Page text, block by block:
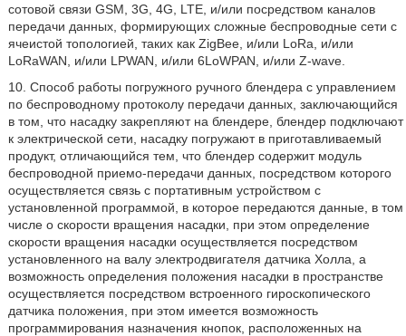
сотовой связи GSM, 3G, 4G, LTE, и/или посредством каналов
передачи данных, формирующих сложные беспроводные сети с
ячеистой топологией, таких как ZigBee, и/или LoRa, и/или
LoRaWAN, и/или LPWAN, и/или 6LoWPAN, и/или Z-wave.
10. Способ работы погружного ручного блендера с управлением
по беспроводному протоколу передачи данных, заключающийся
в том, что насадку закрепляют на блендере, блендер подключают
к электрической сети, насадку погружают в приготавливаемый
продукт, отличающийся тем, что блендер содержит модуль
беспроводной приемо-передачи данных, посредством которого
осуществляется связь с портативным устройством с
установленной программой, в которое передаются данные, в том
числе о скорости вращения насадки, при этом определение
скорости вращения насадки осуществляется посредством
установленного на валу электродвигателя датчика Холла, а
возможность определения положения насадки в пространстве
осуществляется посредством встроенного гироскопического
датчика положения, при этом имеется возможность
программирования назначения кнопок, расположенных на